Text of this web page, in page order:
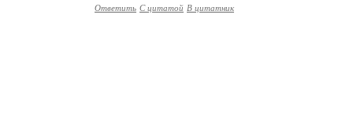
Ответить С цитатой В цитатник